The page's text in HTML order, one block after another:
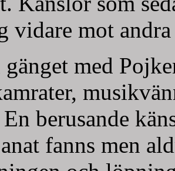
mot andra
med
berusande
fanns men